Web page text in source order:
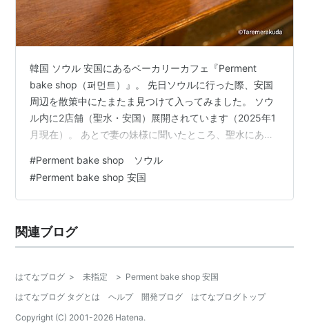
韓国 ソウル 安国にあるベーカリーカフェ『Perment
bake shop（퍼먼트）』。 先日ソウルに行った際、安国
周辺を散策中にたまたま見つけて入ってみました。 ソウ
ル内に2店舗（聖水・安国）展開されています（2025年1
月現在）。 あとで妻の妹様に聞いたところ、聖水にある1
店がオープンしたとのことでした。 感想・オススメ度
★★★★★ オススメ度は星５つです。 味の満足度は？
★★★★★★ 雰囲気・清潔感は？ ★★★★☆ 店員さん
いか？ ★★★★★★ 安国散策中に通りがかりに入った
パン…
#Perment bake shop ソウル
#Perment bake shop 安国
関連ブログ
はてなブログ > 未指定 > Perment bake shop 安国
はてなブログ タグとは
ヘルプ 開発ブログ
はてなブログトップ
Copyright (C) 2001-2026 Hatena.